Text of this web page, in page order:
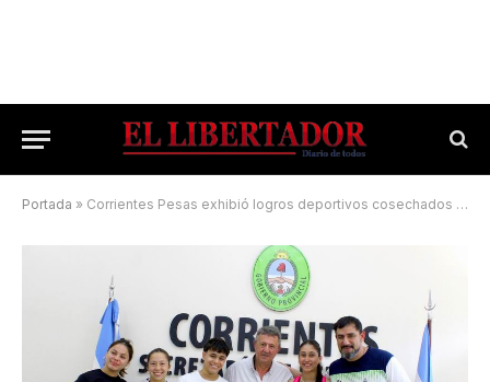
Portada » Corrientes Pesas exhibió logros deportivos cosechados a lo largo del año